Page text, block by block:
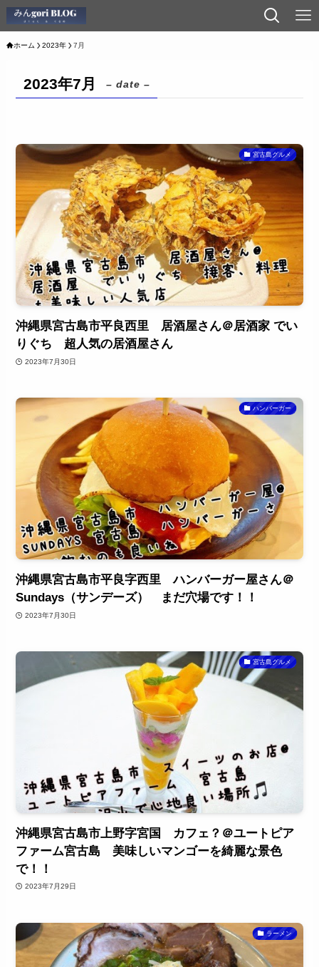
ホーム 2023年 7月
2023年7月 – date –
宮古島グルメ
沖縄県宮古島市平良西里 居酒屋さん＠居酒家 でい
りぐち 超人気の居酒屋さん
2023年7月30日
ハンバーガー
沖縄県宮古島市平良字西里 ハンバーガー屋さん＠
Sundays（サンデーズ） まだ穴場です！！
2023年7月30日
宮古島グルメ
沖縄県宮古島市上野字宮国 カフェ？＠ユートピア
ファーム宮古島 美味しいマンゴーを綺麗な景色
で！！
2023年7月29日
ラーメン